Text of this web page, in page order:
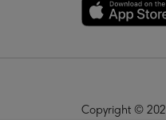
Copyright ©